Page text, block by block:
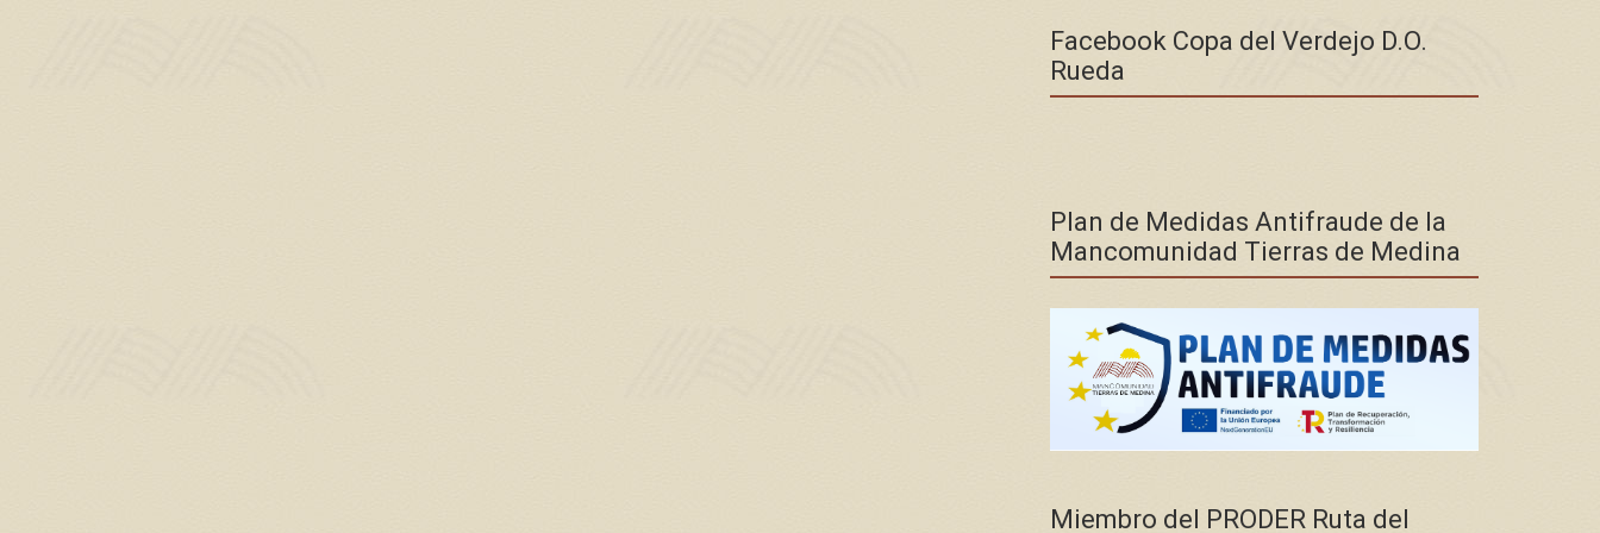
Facebook Copa del Verdejo D.O.
Rueda
Plan de Medidas Antifraude de la
Mancomunidad Tierras de Medina
Miembro del PRODER Ruta del